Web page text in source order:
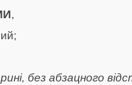
,
без абзацного